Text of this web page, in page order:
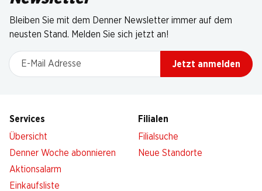
Bleiben Sie mit dem Denner Newsletter immer auf dem
neusten Stand. Melden Sie sich jetzt an!
E-Mail Adresse
Jetzt anmelden
Services
Übersicht
Denner Woche abonnieren
Aktionsalarm
Einkaufsliste
Filialen
Filialsuche
Neue Standorte